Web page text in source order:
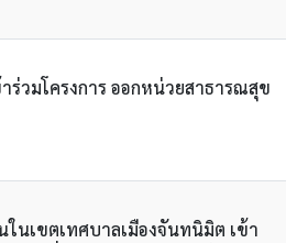
ร่วมโครงการ ออกหน่วยสาธารณสุข
นเขตเทศบาลเมืองจันทนิมิต เข้า